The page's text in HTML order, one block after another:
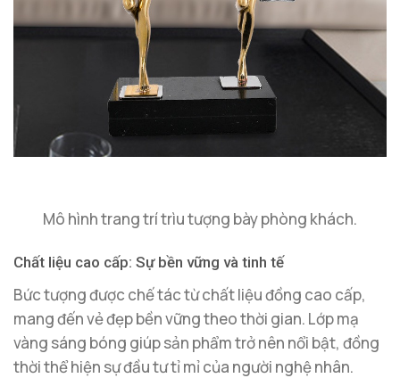
Mô hình trang trí trìu tượng bày phòng khách.
Chất liệu cao cấp: Sự bền vững và tinh tế
Bức tượng được chế tác từ chất liệu đồng cao cấp,
mang đến vẻ đẹp bền vững theo thời gian. Lớp mạ
vàng sáng bóng giúp sản phẩm trở nên nổi bật, đồng
thời thể hiện sự đầu tư tỉ mỉ của người nghệ nhân.